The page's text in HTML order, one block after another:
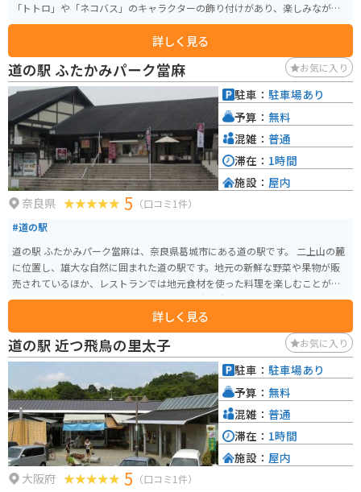
「トトロ」や「ネコバス」のキャラクターの飾り付けがあり、楽しみながら
登山することができます。 トトロルートは藪のトンネルがあり、そこを通っ
て行くことができます。二上山には雄岳と雌岳があり、雌岳からは美しい景
色が見渡せます。初心者にもオススメの山です。
詳しく見る
道の駅 ふたかみパーク當麻 お気に入り
奈良県 5 （口コミ1件）
#道の駅
道の駅 ふたかみパーク當麻は、奈良県葛城市にある道の駅です。 二上山の麓
に位置し、雄大な自然に囲まれた道の駅です。地元の新鮮な野菜や果物が販
売されているほか、レストランでは地元食材を使った料理を楽しむことがで
きます。 バイクで訪れる場合、道の駅には広い駐車場が完備されているので
安心です。二上山周辺は、ワインディングロードが続くので、ツーリングに
も最適なエリアです。 周辺には、當麻寺や石舞台古墳などの歴史的な観光ス
ポットも点在しています。道の駅 ふたかみパーク當麻は、観光の拠点として
も最適な場所です。 名産品としては、葛城市特産の「大和まな」や「富有
柿」などが人気です。
詳しく見る
駐車： 駐車場あり
予算： 無料
混雑： 普通
滞在： 1時間
施設： 屋内
道の駅 近つ飛鳥の里太子 お気に入り
大阪府 5 （口コミ1件）
駐車： 駐車場あり
予算： 無料
混雑： 普通
滞在： 1時間
施設： 屋内